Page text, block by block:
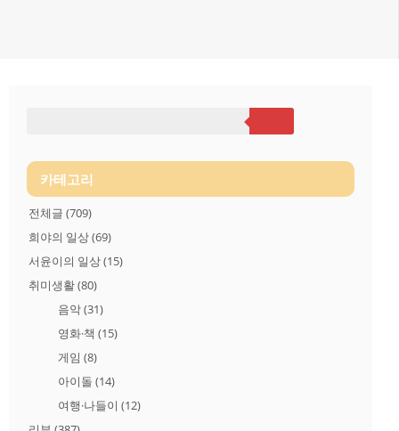
카테고리
전체글 (709)
희야의 일상(69)
서윤이의 일상(15)
취미생활(80)
음악(31)
영화·책 (15)
게임 (8)
아이돌 (14)
여행·나들이 (12)